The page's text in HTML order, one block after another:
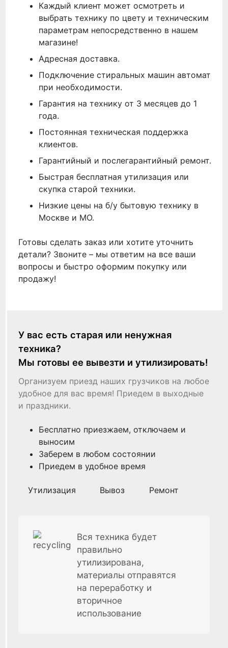
Каждый клиент может осмотреть и
выбрать технику по цвету и техническим
параметрам непосредственно в нашем
магазине!
Адресная доставка.
Подключение стиральных машин автомат
при необходимости.
Гарантия на технику от 3 месяцев до 1
года.
Постоянная техническая поддержка
клиентов.
Гарантийный и послегарантийный ремонт.
Быстрая бесплатная утилизация или
скупка старой техники.
Низкие цены на б/у бытовую технику в
Москве и МО.
Готовы сделать заказ или хотите уточнить
детали? Звоните – мы ответим на все ваши
вопросы и быстро оформим покупку или
продажу!
У вас есть старая или ненужная
техника?
Мы готовы ее вывезти и утилизировать!
Организуем приезд наших грузчиков на любое
удобное для вас время! Приедем в выходные
и праздники.
Бесплатно приезжаем, отключаем и
выносим
Заберем в любом состоянии
Приедем в удобное время
Утилизация Вывоз Ремонт
Вся техника будет
правильно
утилизирована,
материалы отправятся
на переработку и
вторичное
использование